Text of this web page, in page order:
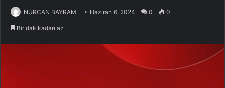
NURCAN BAYRAM Haziran 6, 2024 0 0
Bir dakikadan az